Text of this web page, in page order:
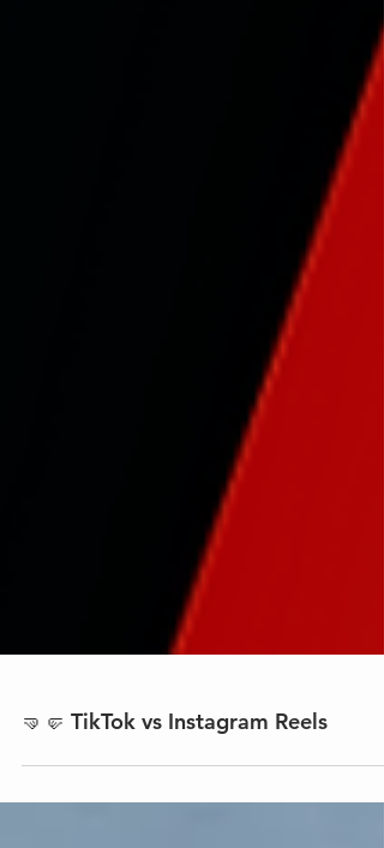
🤜🤛 TikTok vs Instagram Reels